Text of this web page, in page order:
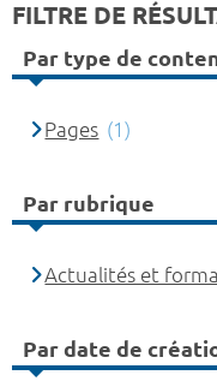
FILTRE DE
Par type de
Pages (1)
Par rubrique
Actualités et
Par date de